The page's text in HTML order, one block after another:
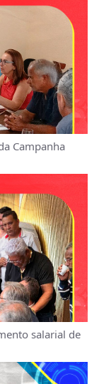
Campanha
salarial de